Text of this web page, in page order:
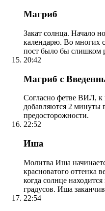
Магриб
Закат солнца. Начало
календарю. Во многих
пост было бы слишком
20:42
Магриб с
Согласно фетве ВИЛ,
добавляются 2 минуты
предосторожности.
22:52
Иша
Молитва Иша
красноватого оттенка
когда солнце
градусов. Иша
22:54